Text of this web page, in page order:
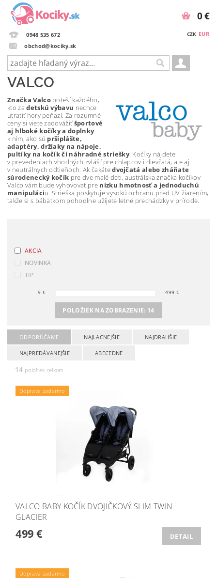
0948 535 672
obchod@kociky.sk
CZK EUR
0 €
VALCO
Značka Valcopoteší každého,
kto zadetskú výbavu nechce
utratiť hory peňazí. Za rozumné
ceny si viete zadovážiťšportové
aj hlboké kočíky a doplnky
k nim, ako sú pršiplášte,
adaptéry, držiaky na nápoje,
pultíky na kočík či náhradné striešky. Kočíky nájdete
v prevedeniach vhodných zvlášť pre chlapcov i dievčatá, ale aj
v neutrálnych odtieňoch. Ak čakátedvojčatá alebo zháňate
súrodenecký kočík pre dve malé deti, austrálska značka kočíkov
Valco vám bude vyhovovať pre nízku hmotnosť a jednoduchú
manipuláciu. Strieška poskytuje vysokú ochranu pred UV žiarením,
takže si s bábätkom pohodlne užijete letné prechádzky v prírode.
AKCIA
NOVINKA
TIP
9 € 499 €
POLOŽIEK NA ZOBRAZENIE: 14
ODPORÚČAME NAJLACNEJŠIE NAJDRAHŠIE
NAJPREDÁVANEJŠIE ABECEDNE
14 položiek celkom
Doprava zadarmo
VALCO BABY KOČÍK DVOJIČKOVÝ SLIM TWIN
GLACIER
499 € DETAIL
Doprava zadarmo